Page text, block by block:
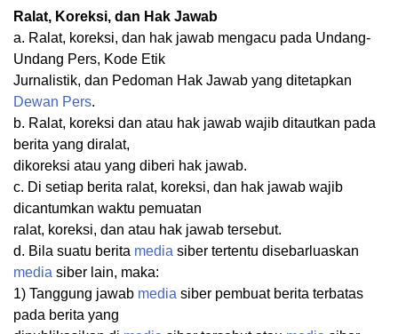
Ralat, Koreksi, dan Hak Jawab
a. Ralat, koreksi, dan hak jawab mengacu pada Undang-
Undang Pers, Kode Etik
Jurnalistik, dan Pedoman Hak Jawab yang ditetapkan
Dewan Pers.
b. Ralat, koreksi dan atau hak jawab wajib ditautkan pada
berita yang diralat,
dikoreksi atau yang diberi hak jawab.
c. Di setiap berita ralat, koreksi, dan hak jawab wajib
dicantumkan waktu pemuatan
ralat, koreksi, dan atau hak jawab tersebut.
d. Bila suatu berita media siber tertentu disebarluaskan
media siber lain, maka:
1) Tanggung jawab media siber pembuat berita terbatas
pada berita yang